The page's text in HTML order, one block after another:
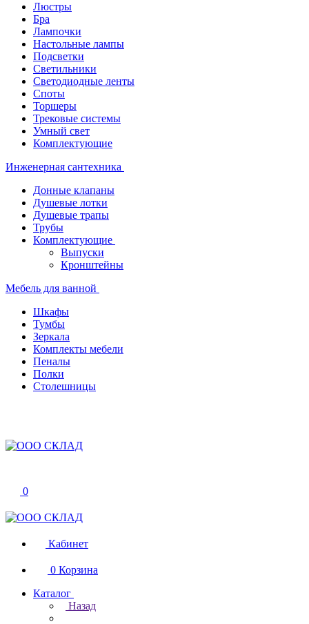
Люстры
Бра
Лампочки
Настольные лампы
Подсветки
Светильники
Светодиодные ленты
Споты
Торшеры
Трековые системы
Умный свет
Комплектующие
Инженерная сантехника
Донные клапаны
Душевые лотки
Душевые трапы
Трубы
Комплектующие
Выпуски
Кронштейны
Мебель для ванной
Шкафы
Тумбы
Зеркала
Комплекты мебели
Пеналы
Полки
Столешницы
0
Кабинет
0 Корзина
Каталог
Назад